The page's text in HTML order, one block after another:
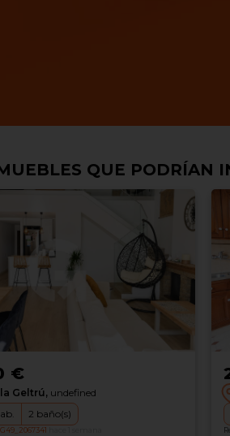
QUE PODRÍAN
€
Geltrú, undefined
2 baño(s)
G49_2067341